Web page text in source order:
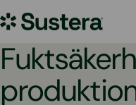
till
Sustera
Sweden